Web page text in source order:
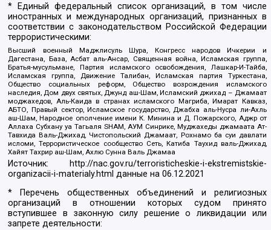
* Единый федеральный список организаций, в том числе
иностранных и международных организаций, признанных в
соответствии с законодательством Российской Федерации
террористическими:
Высший военный Маджлисуль Шура, Конгресс народов Ичкерии и
Дагестана, База, Асбат аль-Ансар, Священная война, Исламская группа,
Братья-мусульмане, Партия исламского освобождения, Лашкар-И-Тайба,
Исламская группа, Движение Талибан, Исламская партия Туркестана,
Общество социальных реформ, Общество возрождения исламского
наследия, Дом двух святых, Джунд аш-Шам, Исламский джихад – Джамаат
моджахедов, Аль-Каида в странах исламского Магриба, Имарат Кавказ,
АБТО, Правый сектор, Исламское государство, Джабха аль-Нусра ли-Ахль
аш-Шам, Народное ополчение имени К. Минина и Д. Пожарского, Аджр от
Аллаха Субхану уа Тагьаля SHAM, АУМ Синрике, Муджахеды джамаата Ат-
Тавхида Валь-Джихад, Чистопольский Джамаат, Рохнамо ба суи давлати
исломи, Террористическое сообщество Сеть, Катиба Таухид валь-Джихад,
Хайят Тахрир аш-Шам, Ахлю Сунна Валь Джамаа
Источник:
http://nac.gov.ru/terroristicheskie-i-ekstremistskie-
organizacii-i-materialy.html данные на06.12.2021
* Перечень общественных объединений и религиозных
организаций в отношении которых судом принято
вступившее в законную силу решение о ликвидации или
запрете деятельности: